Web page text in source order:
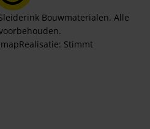
Bouwmaterialen. Alle
Realisatie: Stimmt